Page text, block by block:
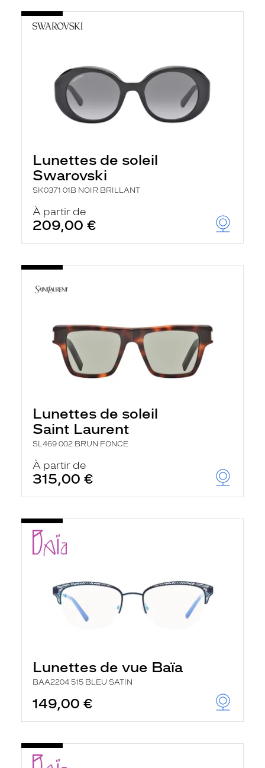
Lunettes de soleil
Swarovski
SK0371 01B NOIR BRILLANT
À partir de
209,00 €
Lunettes de soleil
Saint Laurent
SL469 002 BRUN FONCE
À partir de
315,00 €
Lunettes de vue Baïa
BAA2204 515 BLEU SATIN
149,00 €